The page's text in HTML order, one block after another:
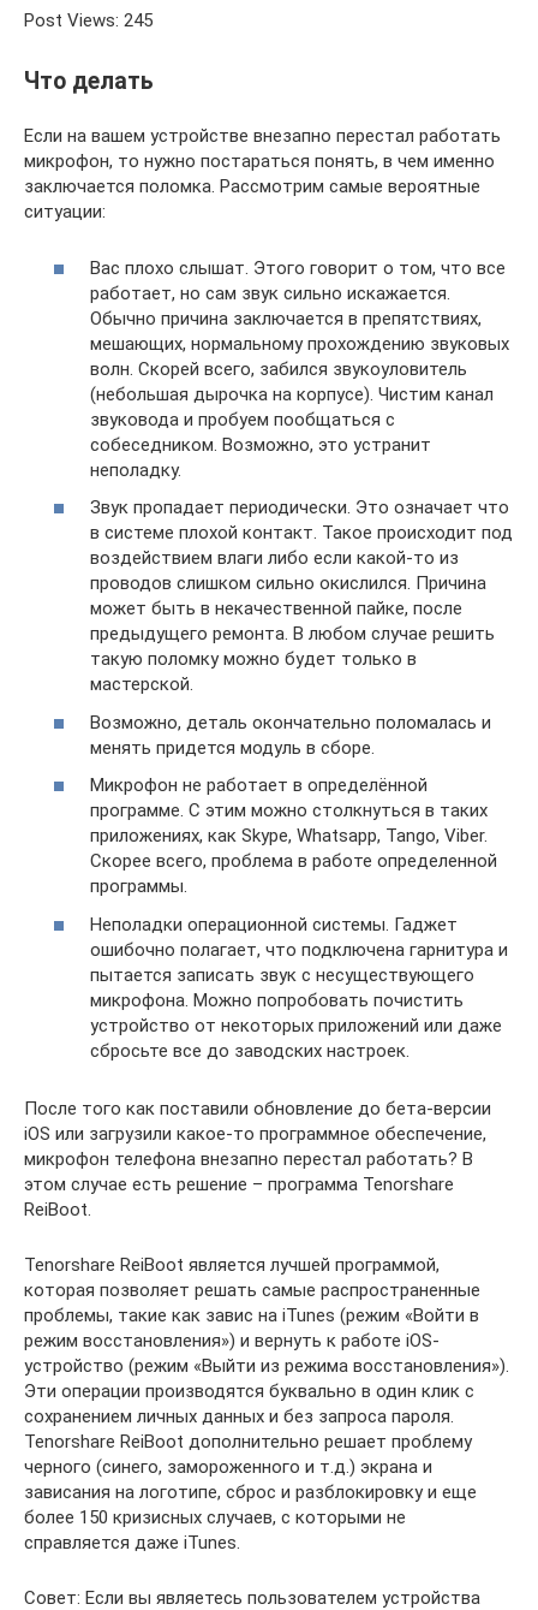
Post Views: 245
Что делать
Если на вашем устройстве внезапно перестал работать
микрофон, то нужно постараться понять, в чем именно
заключается поломка. Рассмотрим самые вероятные
ситуации:
Вас плохо слышат. Этого говорит о том, что все
работает, но сам звук сильно искажается.
Обычно причина заключается в препятствиях,
мешающих, нормальному прохождению звуковых
волн. Скорей всего, забился звукоуловитель
(небольшая дырочка на корпусе). Чистим канал
звуковода и пробуем пообщаться с
собеседником. Возможно, это устранит
неполадку.
Звук пропадает периодически. Это означает что
в системе плохой контакт. Такое происходит под
воздействием влаги либо если какой-то из
проводов слишком сильно окислился. Причина
может быть в некачественной пайке, после
предыдущего ремонта. В любом случае решить
такую поломку можно будет только в
мастерской.
Возможно, деталь окончательно поломалась и
менять придется модуль в сборе.
Микрофон не работает в определённой
программе. С этим можно столкнуться в таких
приложениях, как Skype, Whatsapp, Tango, Viber.
Скорее всего, проблема в работе определенной
программы.
Неполадки операционной системы. Гаджет
ошибочно полагает, что подключена гарнитура и
пытается записать звук с несуществующего
микрофона. Можно попробовать почистить
устройство от некоторых приложений или даже
сбросьте все до заводских настроек.
После того как поставили обновление до бета-версии
iOS или загрузили какое-то программное обеспечение,
микрофон телефона внезапно перестал работать? В
этом случае есть решение – программа Tenorshare
ReiBoot.
Tenorshare ReiBoot является лучшей программой,
которая позволяет решать самые распространенные
проблемы, такие как завис на iTunes (режим «Войти в
режим восстановления») и вернуть к работе iOS-
устройство (режим «Выйти из режима восстановления»).
Эти операции производятся буквально в один клик с
сохранением личных данных и без запроса пароля.
Tenorshare ReiBoot дополнительно решает проблему
черного (синего, замороженного и т.д.) экрана и
зависания на логотипе, сброс и разблокировку и еще
более 150 кризисных случаев, с которыми не
справляется даже iTunes.
Совет: Если вы являетесь пользователем устройства